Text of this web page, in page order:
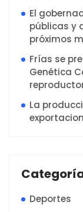
El
públicas y
próximos
Frías se
Genética
La
Deportes